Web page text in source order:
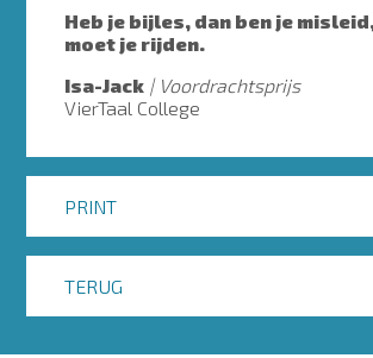
Heb je bijles, dan ben je
moet je rijden.
Isa-Jack
Voordrachtsprijs
VierTaal College
PRINT
TERUG